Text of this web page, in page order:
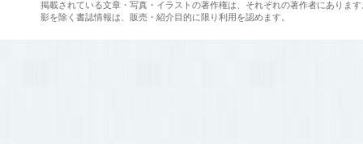
掲載されている文章・写真・イラストの著作権は、それぞれの著作者にありま
影を除く書誌情報は、販売・紹介目的に限り利用を認めます。